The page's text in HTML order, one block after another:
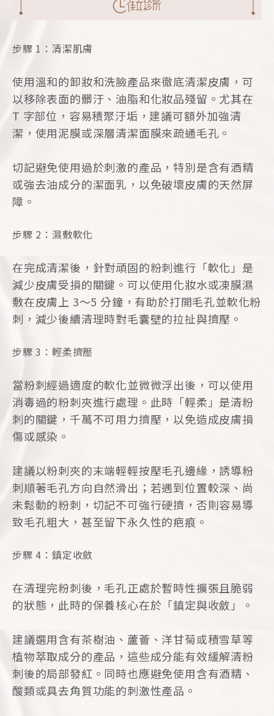
步驟 1：清潔肌膚
使用溫和的卸妝和洗臉產品來徹底清潔皮膚，可
以移除表面的髒汙、油脂和化妝品殘留。尤其在
T 字部位，容易積聚汙垢，建議可額外加強清
潔，使用泥膜或深層清潔面膜來疏通毛孔。
切記避免使用過於刺激的產品，特別是含有酒精
或強去油成分的潔面乳，以免破壞皮膚的天然屏
障。
步驟 2：濕敷軟化
在完成清潔後，針對頑固的粉刺進行「軟化」是
減少皮膚受損的關鍵。可以使用化妝水或凍膜濕
敷在皮膚上 3～5 分鐘，有助於打開毛孔並軟化粉
刺，減少後續清理時對毛囊壁的拉扯與擠壓。
步驟 3：輕柔擠壓
當粉刺經過適度的軟化並微微浮出後，可以使用
消毒過的粉刺夾進行處理。此時「輕柔」是清粉
刺的關鍵，千萬不可用力擠壓，以免造成皮膚損
傷或感染。
建議以粉刺夾的末端輕輕按壓毛孔邊緣，誘導粉
刺順著毛孔方向自然滑出；若遇到位置較深、尚
未鬆動的粉刺，切記不可強行硬擠，否則容易導
致毛孔粗大，甚至留下永久性的疤痕。
步驟 4：鎮定收斂
在清理完粉刺後，毛孔正處於暫時性擴張且脆弱
的狀態，此時的保養核心在於「鎮定與收斂」。
建議選用含有茶樹油、蘆薈、洋甘菊或積雪草等
植物萃取成分的產品，這些成分能有效緩解清粉
刺後的局部發紅。同時也應避免使用含有酒精、
酸類或具去角質功能的刺激性產品。